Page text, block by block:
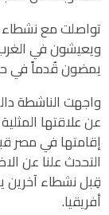
تواصلت مع
ويعيشون في
يمضون قُدماً في
عن علاقتها
إقامتها في مصر
التحدث علنا عن
قِبل نشطاء
أفريقيا.